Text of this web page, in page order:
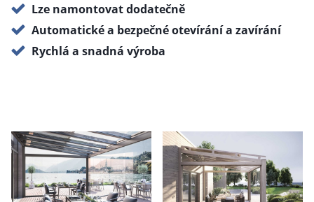
Lze namontovat dodatečně
Automatické a bezpečné otevírání a zavírání
Rychlá a snadná výroba